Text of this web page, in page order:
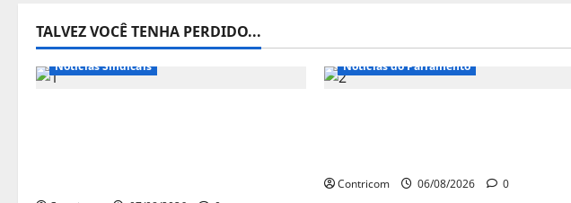
TALVEZ VOCÊ TENHA PERDIDO...
Destaques
Notícias de Entidades
Notícias Sindicais
Notícias do Parlamento
Contricom 06/08/2026 0